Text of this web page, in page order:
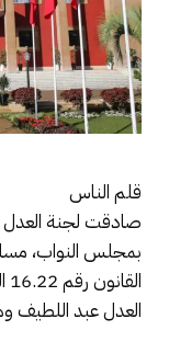
قلم الناس
صادقت لجنة العدل
بمجلس النواب،
العدل عبد اللطيف